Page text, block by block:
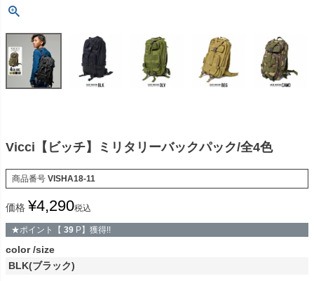
Vicci【ビッチ】ミリタリーバックパック/全4色
商品番号 VISHA18-11
価格 ¥4,290税込
★ポイント【 39 P】獲得!!
color size
BLK(ブラック)